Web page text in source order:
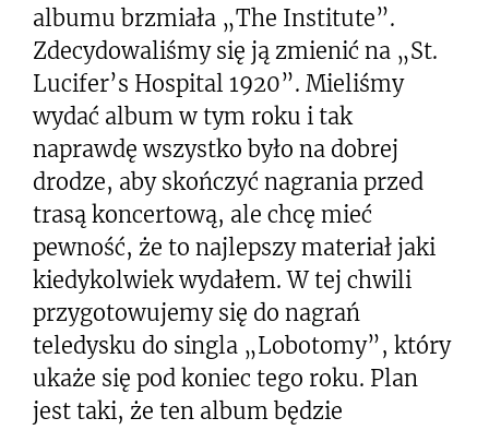
albumu brzmiała „The Institute”.
Zdecydowaliśmy się ją zmienić na „St.
Lucifer’s Hospital 1920”. Mieliśmy
wydać album w tym roku i tak
naprawdę wszystko było na dobrej
drodze, aby skończyć nagrania przed
trasą koncertową, ale chcę mieć
pewność, że to najlepszy materiał jaki
kiedykolwiek wydałem. W tej chwili
przygotowujemy się do nagrań
teledysku do singla „Lobotomy”, który
ukaże się pod koniec tego roku. Plan
jest taki, że ten album będzie